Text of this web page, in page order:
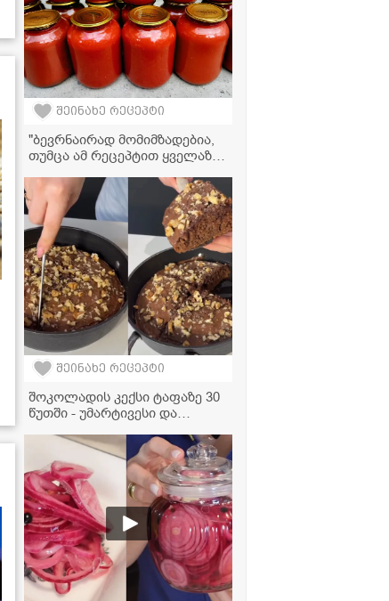
შეინახე რეცეპტი
"ბევრნაირად მომიმზადებია,
თუმცა ამ რეცეპტით ყველაზე
გემრიელი გამოდის" - წითელი
პამიდვრის ჩაშუშული
ზამთრისთვის
შეინახე რეცეპტი
შოკოლადის კექსი ტაფაზე 30
წუთში - უმარტივესი და
რომელსაც ღუმელი არ
სჭირდება!